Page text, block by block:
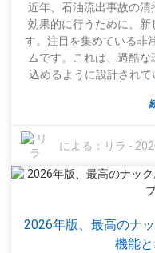
いるだけでは不十分で
を真剣に考える必要があ
ケジュールが狂ったり、
可能性があります。で
理解することは非常に重
に基づいた適切な判断
近年、石油流出事故の
効果的に行うために、新
す。注目を集めている非
ムです。これは、過酷
込めるように設計されて
削減できると指摘して
の過酷な条件下でも十
Spill Responseのジョン
要性を強調しています
く行うには、断熱ブー
封じ込め材に対する温
す。これは、長期的に
による： リラ -
2026年版、最高のナ
機能